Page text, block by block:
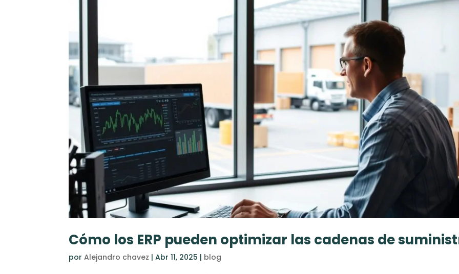
Cómo los ERP pueden optimizar las cadenas de
porAlejandro chavez |Abr 11, 2025 | blog